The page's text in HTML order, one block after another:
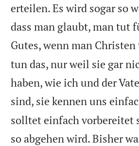
erteilen. Es wird sogar so
dass man glaubt, man tut
Gutes, wenn man
tun das, nur weil sie gar
haben, wie ich und der
sind, sie kennen uns
solltet einfach vorbereitet
so abgehen wird. Bisher